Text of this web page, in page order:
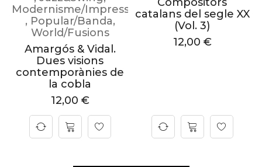
Modernisme/Impressionisme
, Popular/Banda,
World/Fusions
Amargós & Vidal.
Dues visions
contemporànies de
la cobla
12,00 €
catalans del segle XX
(Vol. 3)
12,00 €